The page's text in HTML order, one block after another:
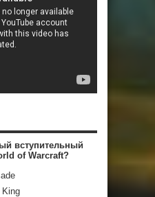
вступительный
of Warcraft?
King